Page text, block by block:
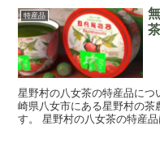
特産品
星野村の八女茶の特産品に
崎県八女市にある星野村の
す。 星野村の八女茶の特産